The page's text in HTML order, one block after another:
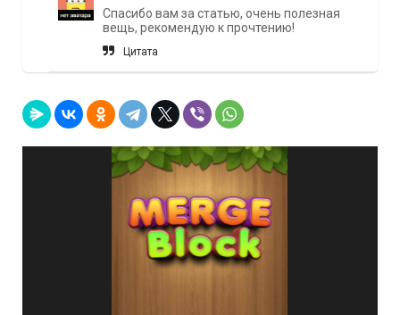
Спасибо вам за статью, очень полезная
вещь, рекомендую к прочтению!
Цитата